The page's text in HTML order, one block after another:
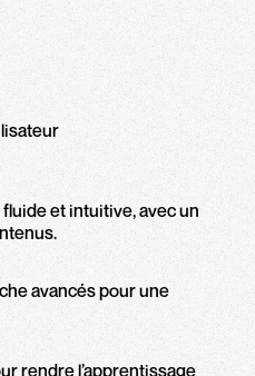
et intuitive, avec un
avancés pour une
rendre l’apprentissage